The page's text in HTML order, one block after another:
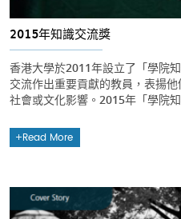
2015年知識交流獎
香港大學於2011年設立了「學院
交流作出重要貢獻的教員，表揚
社會或文化影響。2015年「學院
Read More